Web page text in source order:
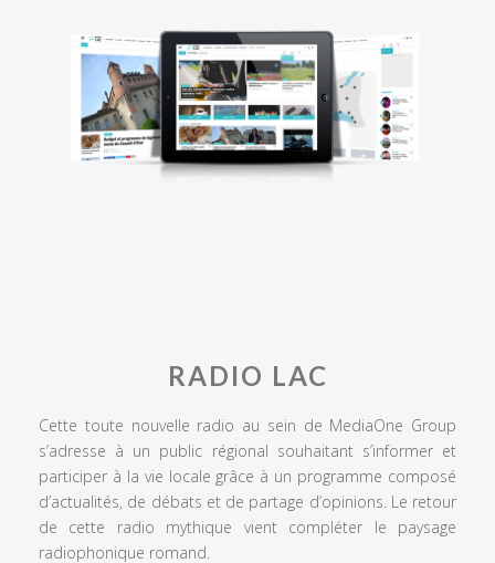
RADIO LAC
Cette toute nouvelle radio au sein de MediaOne Group
s’adresse à un public régional souhaitant s’informer et
participer à la vie locale grâce à un programme composé
d’actualités, de débats et de partage d’opinions. Le retour
de cette radio mythique vient compléter le paysage
radiophonique romand.